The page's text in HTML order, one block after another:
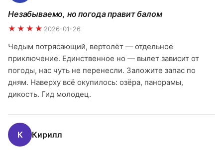
Незабываемо, но погода правит балом
★★★★ 2026-01-26
Чедым потрясающий, вертолёт — отдельное
приключение. Единственное но — вылет зависит от
погоды, нас чуть не перенесли. Заложите запас по
дням. Наверху всё окупилось: озёра, панорамы,
дикость. Гид молодец.
К Кирилл